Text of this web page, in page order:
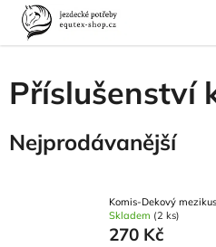
Přejít
obsah
Domů
Pro koně
Příslušenství
Nejprodávanější
Komis-Dekový
Skladem (2 ks)
270 Kč